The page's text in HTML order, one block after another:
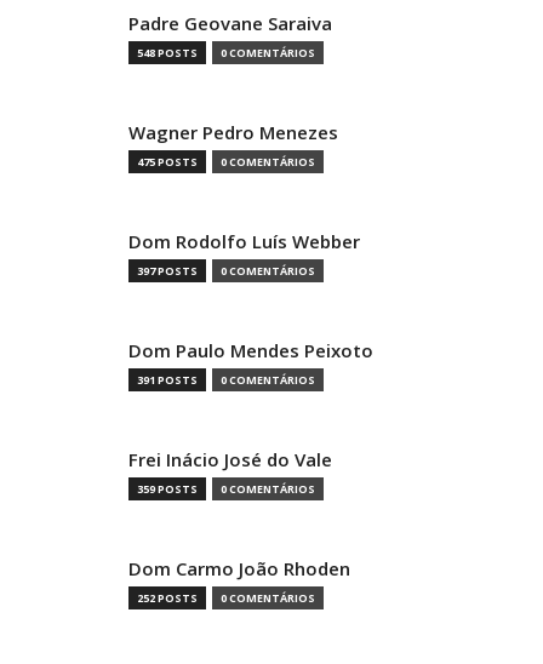
Padre Geovane Saraiva
548 POSTS 0 COMENTÁRIOS
Wagner Pedro Menezes
475 POSTS 0 COMENTÁRIOS
Dom Rodolfo Luís Webber
397 POSTS 0 COMENTÁRIOS
Dom Paulo Mendes Peixoto
391 POSTS 0 COMENTÁRIOS
Frei Inácio José do Vale
359 POSTS 0 COMENTÁRIOS
Dom Carmo João Rhoden
252 POSTS 0 COMENTÁRIOS